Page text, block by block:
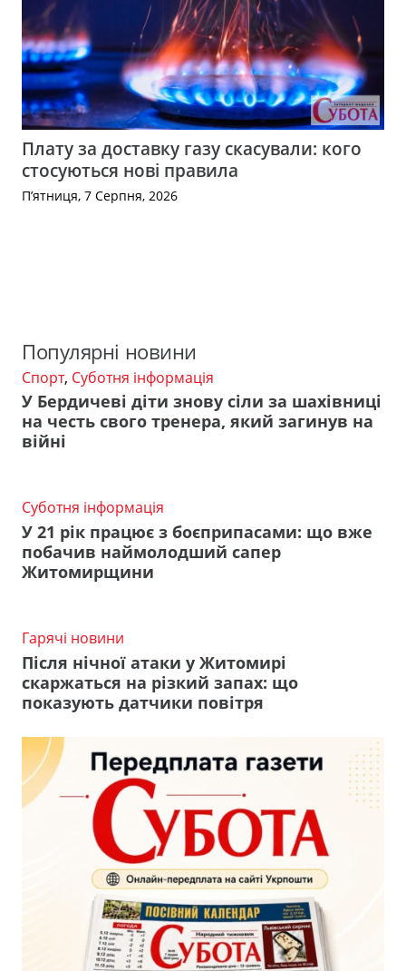
Плату за доставку газу скасували: кого
стосуються нові правила
П’ятниця, 7 Серпня, 2026
Популярні новини
Спорт, Суботня інформація
У Бердичеві діти знову сіли за шахівниці
на честь свого тренера, який загинув на
війні
Суботня інформація
У 21 рік працює з боєприпасами: що вже
побачив наймолодший сапер
Житомирщини
Гарячі новини
Після нічної атаки у Житомирі
скаржаться на різкий запах: що
показують датчики повітря